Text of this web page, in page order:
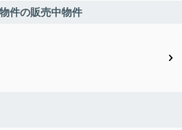
件の販売中物件